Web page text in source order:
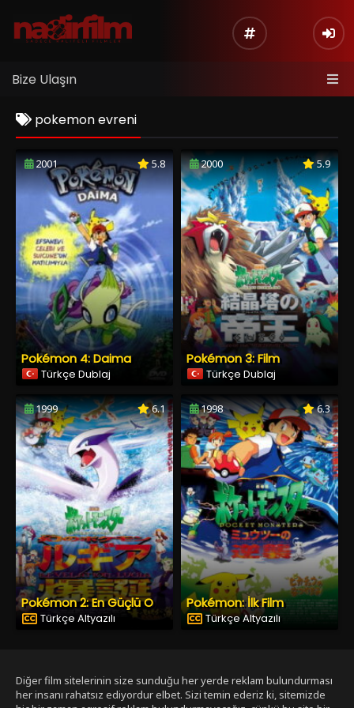
Bize Ulaşın
pokemon evreni
2001 5.8
Pokémon 4: Daima
Türkçe Dublaj
2000 5.9
Pokémon 3: Film
Türkçe Dublaj
1999 6.1
Pokémon 2: En Güçlü O
Türkçe Altyazılı
1998 6.3
Pokémon: İlk Film
Türkçe Altyazılı
Diğer film sitelerinin size sunduğu her yerde reklam bulundurması
her insanı rahatsız ediyordur elbet. Sizi temin ederiz ki, sitemizde